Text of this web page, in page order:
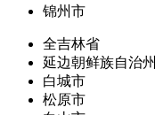
锦州市
全吉林省
延边朝鲜族自治州
白城市
松原市